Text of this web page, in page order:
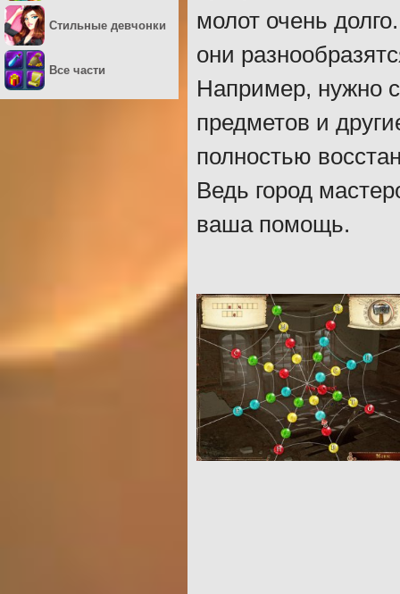
молот очень
они
Например, нужно
предметов и
полностью
Ведь город
ваша помощь.
Стильные девчонки
Все части